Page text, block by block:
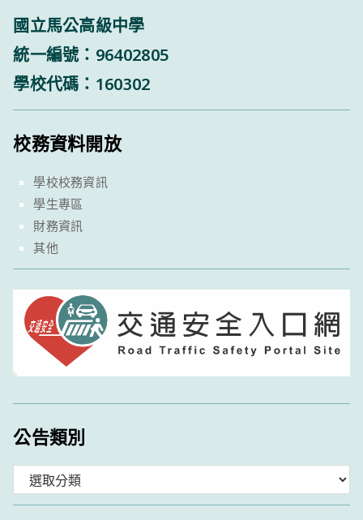
國立馬公高級中學
統一編號：96402805
學校代碼：160302
校務資料開放
學校校務資訊
學生專區
財務資訊
其他
公告類別
類